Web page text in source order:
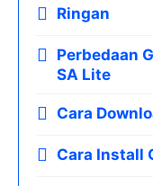
Ringan
Perbedaan
SA Lite
Cara
Cara Install